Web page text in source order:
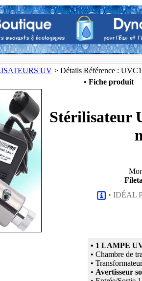
UV> Détails Référence :
• Fiche produit
Stérilisateur
• IDÉAL
• 1 LAMPE
• Chambre de
•
• Avertisseur